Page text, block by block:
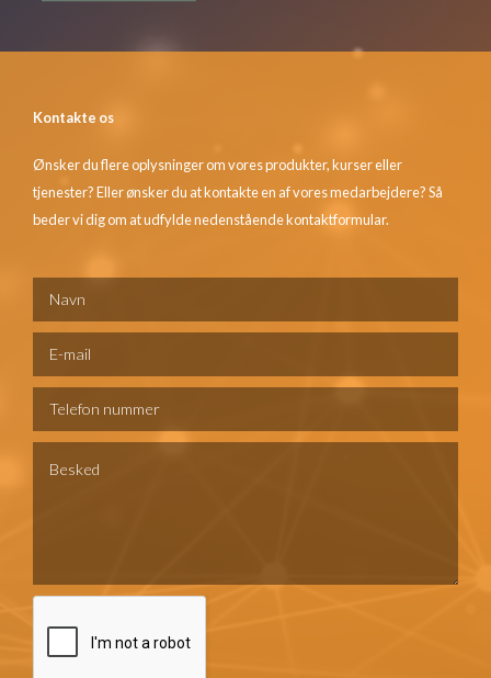
Kontakte os
Ønsker du flere oplysninger om vores produkter, kurser eller
tjenester? Eller ønsker du at kontakte en af vores medarbejdere? Så
beder vi dig om at udfylde nedenstående kontaktformular.